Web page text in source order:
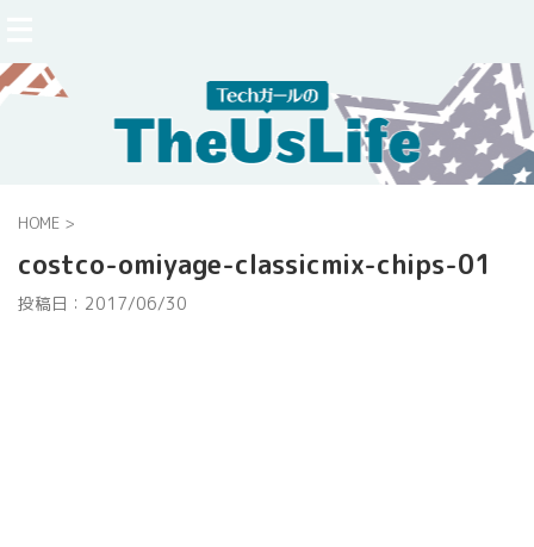
HOME >
costco-omiyage-classicmix-chips-01
投稿日： 2017/06/30